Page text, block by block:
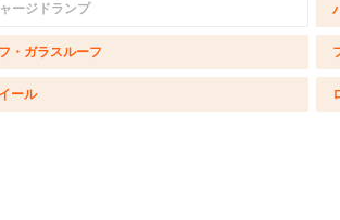
ージドランプ
・ガラスルーフ
ール